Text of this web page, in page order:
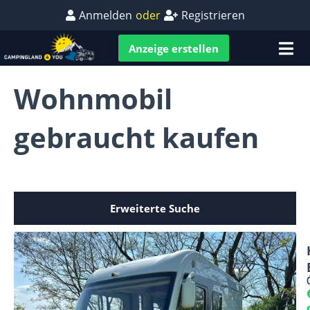
Anmelden oder Registrieren
Anzeige erstellen
Wohnmobil
gebraucht kaufen
Erweiterte Suche